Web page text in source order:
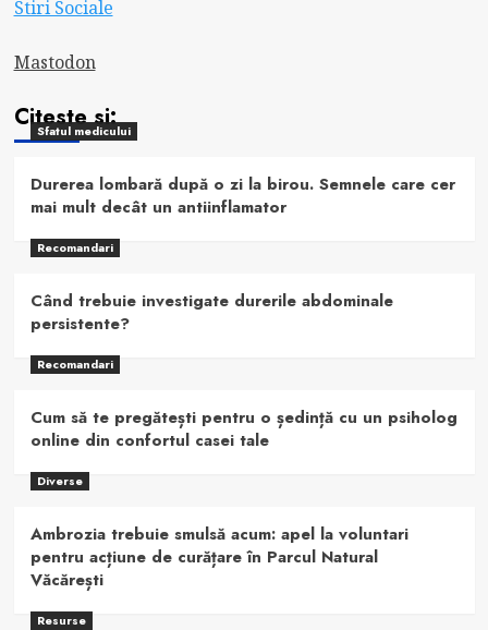
Stiri Sociale
Mastodon
Citeste si:
Sfatul medicului
Durerea lombară după o zi la birou. Semnele care cer
mai mult decât un antiinflamator
Recomandari
Când trebuie investigate durerile abdominale
persistente?
Recomandari
Cum să te pregătești pentru o ședință cu un psiholog
online din confortul casei tale
Diverse
Ambrozia trebuie smulsă acum: apel la voluntari
pentru acțiune de curățare în Parcul Natural
Văcărești
Resurse